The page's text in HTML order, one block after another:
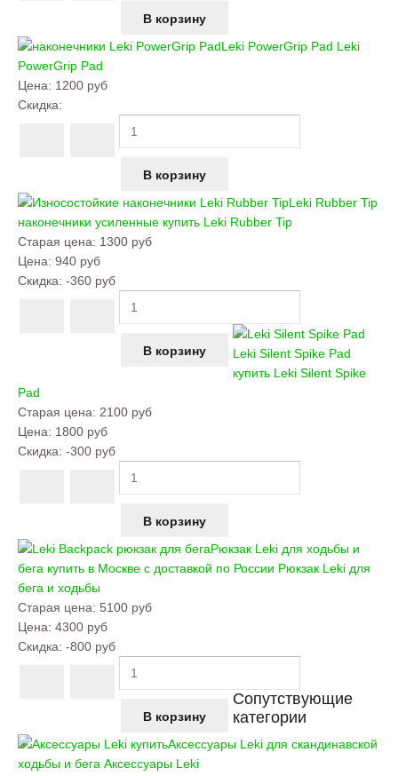
Leki PowerGrip Pad Leki
PowerGrip Pad
Цена: 1200 руб
Скидка:
Leki Rubber Tip
наконечники усиленные купить Leki Rubber Tip
Старая цена: 1300 руб
Цена: 940 руб
Скидка: -360 руб
Leki Silent Spike Pad
купить Leki Silent Spike
Pad
Старая цена: 2100 руб
Цена: 1800 руб
Скидка: -300 руб
Рюкзак Leki для ходьбы и
бега купить в Москве с доставкой по России Рюкзак Leki для
бега и ходьбы
Старая цена: 5100 руб
Цена: 4300 руб
Скидка: -800 руб
Сопутствующие
категории
Аксессуары Leki для скандинавской
ходьбы и бега Аксессуары Leki